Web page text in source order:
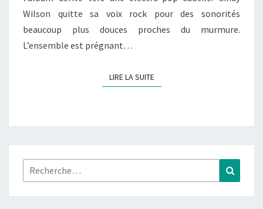
Wilson quitte sa voix rock pour des sonorités
beaucoup plus douces proches du murmure.
L’ensemble est prégnant…
LIRE LA SUITELIRE LA SUITE
Rechercher :